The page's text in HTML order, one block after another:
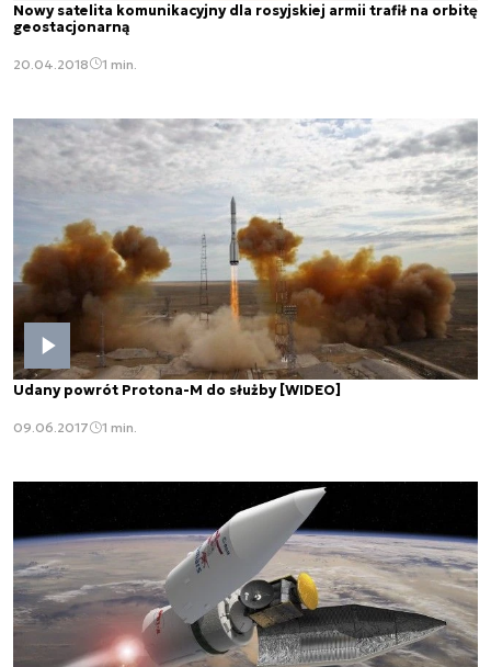
Nowy satelita komunikacyjny dla rosyjskiej armii trafił na orbitę
geostacjonarną
20.04.2018 1 min.
Udany powrót Protona-M do służby [WIDEO]
09.06.2017 1 min.